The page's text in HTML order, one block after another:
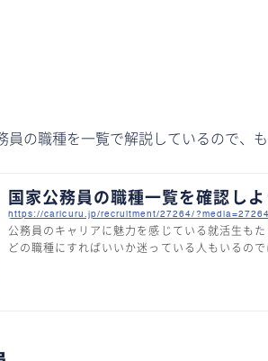
員の職種を一覧で解説しているので、
国家公務員の職種一覧を確認し
https://caricuru.jp/recruitment/27264/?media=27264
公務員のキャリアに魅力を感じている就活生も
どの職種にすればいいか迷っている人もいるの
員と地方公務員がある公務員には、国家公務員